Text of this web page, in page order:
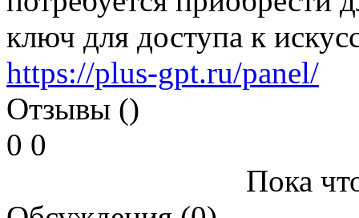
ключ для доступа к
https://plus-gpt.ru/panel/
Отзывы ()
0 0
Пока